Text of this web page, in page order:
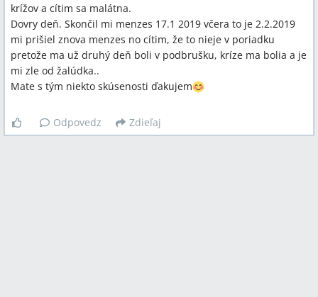
krížov a cítim sa malátna.
Dovry deň. Skončil mi menzes 17.1 2019 včera to je 2.2.2019
mi prišiel znova menzes no cítim, že to nieje v poriadku
pretože ma už druhý deň boli v podbrušku, kríze ma bolia a je
mi zle od žalúdka..
Mate s tým niekto skúsenosti ďakujem
Odpovedz Zdieľaj